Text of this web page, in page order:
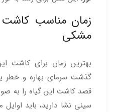
زمان مناسب کاشت
مشکی
بهترین زمان برای کاشت
گذشت سرمای بهاره و خطر
قصد کاشت این گیاه را به
سینی نشا دارید، باید